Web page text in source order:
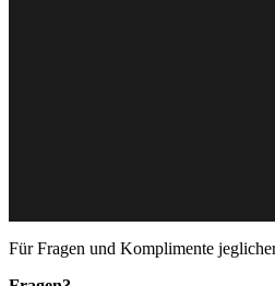
Für Fragen und Komplimente